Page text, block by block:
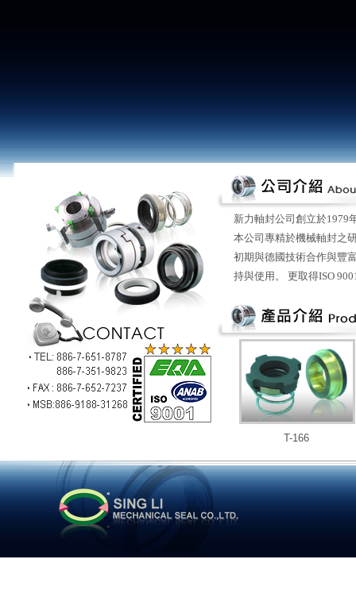
新力軸封公司創立於1979
本公司專精於機械軸封之
初期與德國技術合作與豐
持與使用。 更取得ISO
T-166